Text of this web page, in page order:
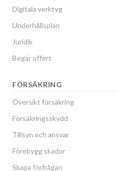
Digitala verktyg
Underhållsplan
Juridik
Begär offert
FÖRSÄKRING
Översikt försäkring
Försäkringsskydd
Tillsyn och ansvar
Förebygg skador
Skapa förfrågan